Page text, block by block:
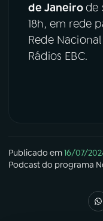
de Janeirode
18h, em rede
Rede
Rádios EBC.
Publicado em16/07/
Podcastdo programa